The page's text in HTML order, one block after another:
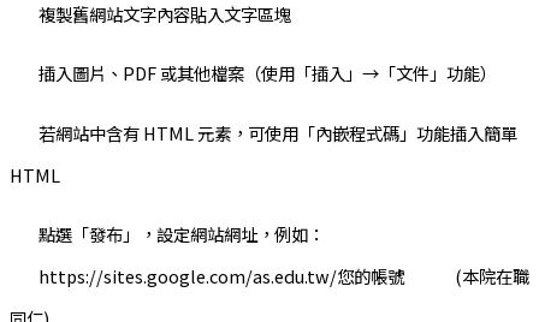
複製舊網站文字內容貼入文字區塊
插入圖片、PDF 或其他檔案（使用「插入」→「文件」功能）
若網站中含有 HTML 元素，可使用「內嵌程式碼」功能插入簡單
HTML
點選「發布」，設定網站網址，例如：
https://sites.google.com/as.edu.tw/您的帳號 (本院在職